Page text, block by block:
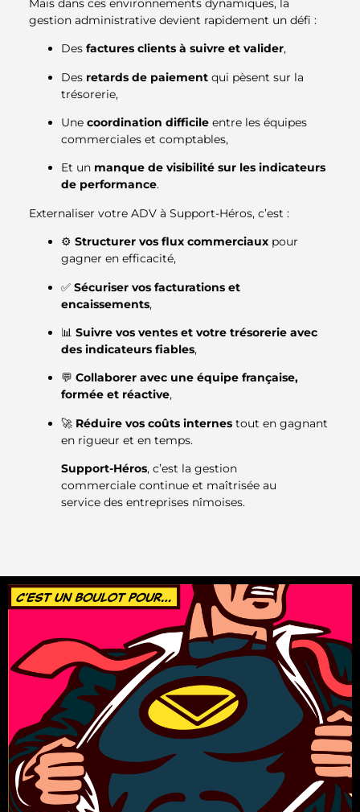
Mais dans ces environnements dynamiques, la
gestion administrative devient rapidement un défi :
Des factures clients à suivre et valider,
Des retards de paiementqui pèsent sur la
trésorerie,
Une coordination difficileentre les équipes
commerciales et comptables,
Et un manque de visibilité sur les indicateurs
de performance.
Externaliser votre ADV à Support-Héros, c’est :
⚙️ Structurer vos flux commerciauxpour
gagner en efficacité,
✅ Sécuriser vos facturations et
encaissements,
📊 Suivre vos ventes et votre trésorerie avec
des indicateurs fiables,
💬 Collaborer avec une équipe française,
formée et réactive,
🚀 Réduire vos coûts internestout en gagnant
en rigueur et en temps.
Support-Héros, c’est la gestion
commerciale continue et maîtrisée au
service des entreprises nîmoises.